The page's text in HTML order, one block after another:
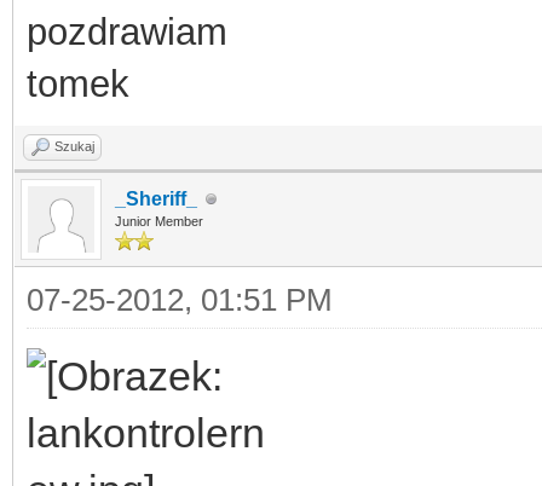
pozdrawiam
tomek
Szukaj
_Sheriff_
Junior Member
07-25-2012, 01:51 PM